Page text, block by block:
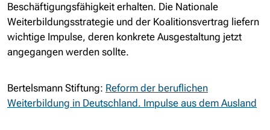
Beschäftigungsfähigkeit erhalten. Die Nationale
Weiterbildungsstrategie und der Koalitionsvertrag liefern
wichtige Impulse, deren konkrete Ausgestaltung jetzt
angegangen werden sollte.
Bertelsmann Stiftung: Reform der beruflichen
Weiterbildung in Deutschland. Impulse aus dem Ausland